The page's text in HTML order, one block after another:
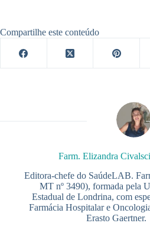
Compartilhe este conteúdo
Farm. Elizandra
Editora-chefe do SaúdeLAB.
MT nº 3490), formada pela
Estadual de Londrina, com
Farmácia Hospitalar e
Erasto Gaertner.